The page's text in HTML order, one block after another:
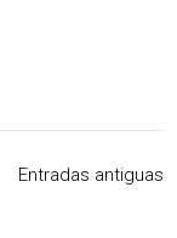
Entradas antiguas